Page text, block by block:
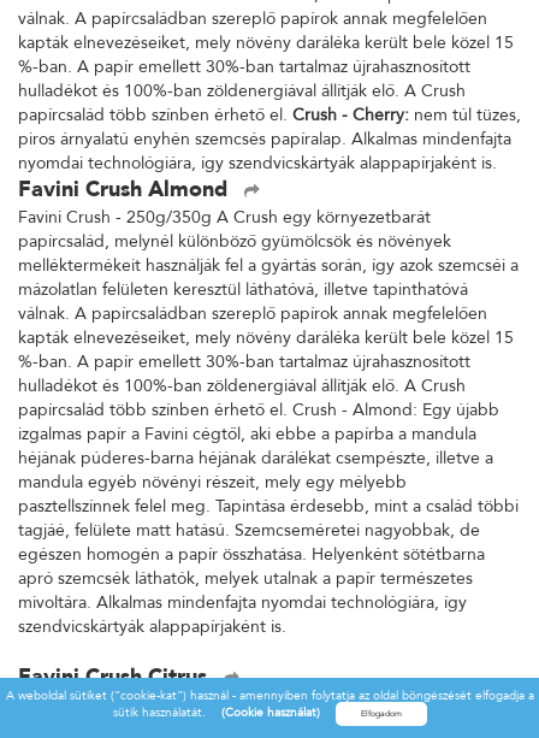
válnak. A papírcsaládban szereplő papírok annak megfelelően
kapták elnevezéseiket, mely növény daráléka került bele közel 15
%-ban. A papír emellett 30%-ban tartalmaz újrahasznosított
hulladékot és 100%-ban zöldenergiával állítják elő. A Crush
papírcsalád több színben érhető el. Crush - Cherry: nem túl tüzes,
piros árnyalatú enyhén szemcsés papíralap. Alkalmas mindenfajta
nyomdai technológiára, így szendvicskártyák alappapírjaként is.
Favini Crush Almond
Favini Crush - 250g/350g A Crush egy környezetbarát
papírcsalád, melynél különböző gyümölcsök és növények
melléktermékeit használják fel a gyártás során, így azok szemcséi a
mázolatlan felületen keresztül láthatóvá, illetve tapinthatóvá
válnak. A papírcsaládban szereplő papírok annak megfelelően
kapták elnevezéseiket, mely növény daráléka került bele közel 15
%-ban. A papír emellett 30%-ban tartalmaz újrahasznosított
hulladékot és 100%-ban zöldenergiával állítják elő. A Crush
papírcsalád több színben érhető el. Crush - Almond: Egy újabb
izgalmas papír a Favini cégtől, aki ebbe a papírba a mandula
héjának púderes-barna héjának darálékat csempészte, illetve a
mandula egyéb növényi részeit, mely egy mélyebb
pasztellszínnek felel meg. Tapintása érdesebb, mint a család többi
tagjáé, felülete matt hatású. Szemcseméretei nagyobbak, de
egészen homogén a papír összhatása. Helyenként sötétbarna
apró szemcsék láthatók, melyek utalnak a papír természetes
mivoltára. Alkalmas mindenfajta nyomdai technológiára, így
szendvicskártyák alappapírjaként is.
Favini Crush Citrus
Favini Crush - 250g/350g A Crush egy környezetbarát
papírcsalád, melynél különböző gyümölcsök és növények
A weboldal sütiket ("cookie-kat") használ - amennyiben folytatja az oldal böngészését elfogadja a
sütik használatát.
(Cookie használat)